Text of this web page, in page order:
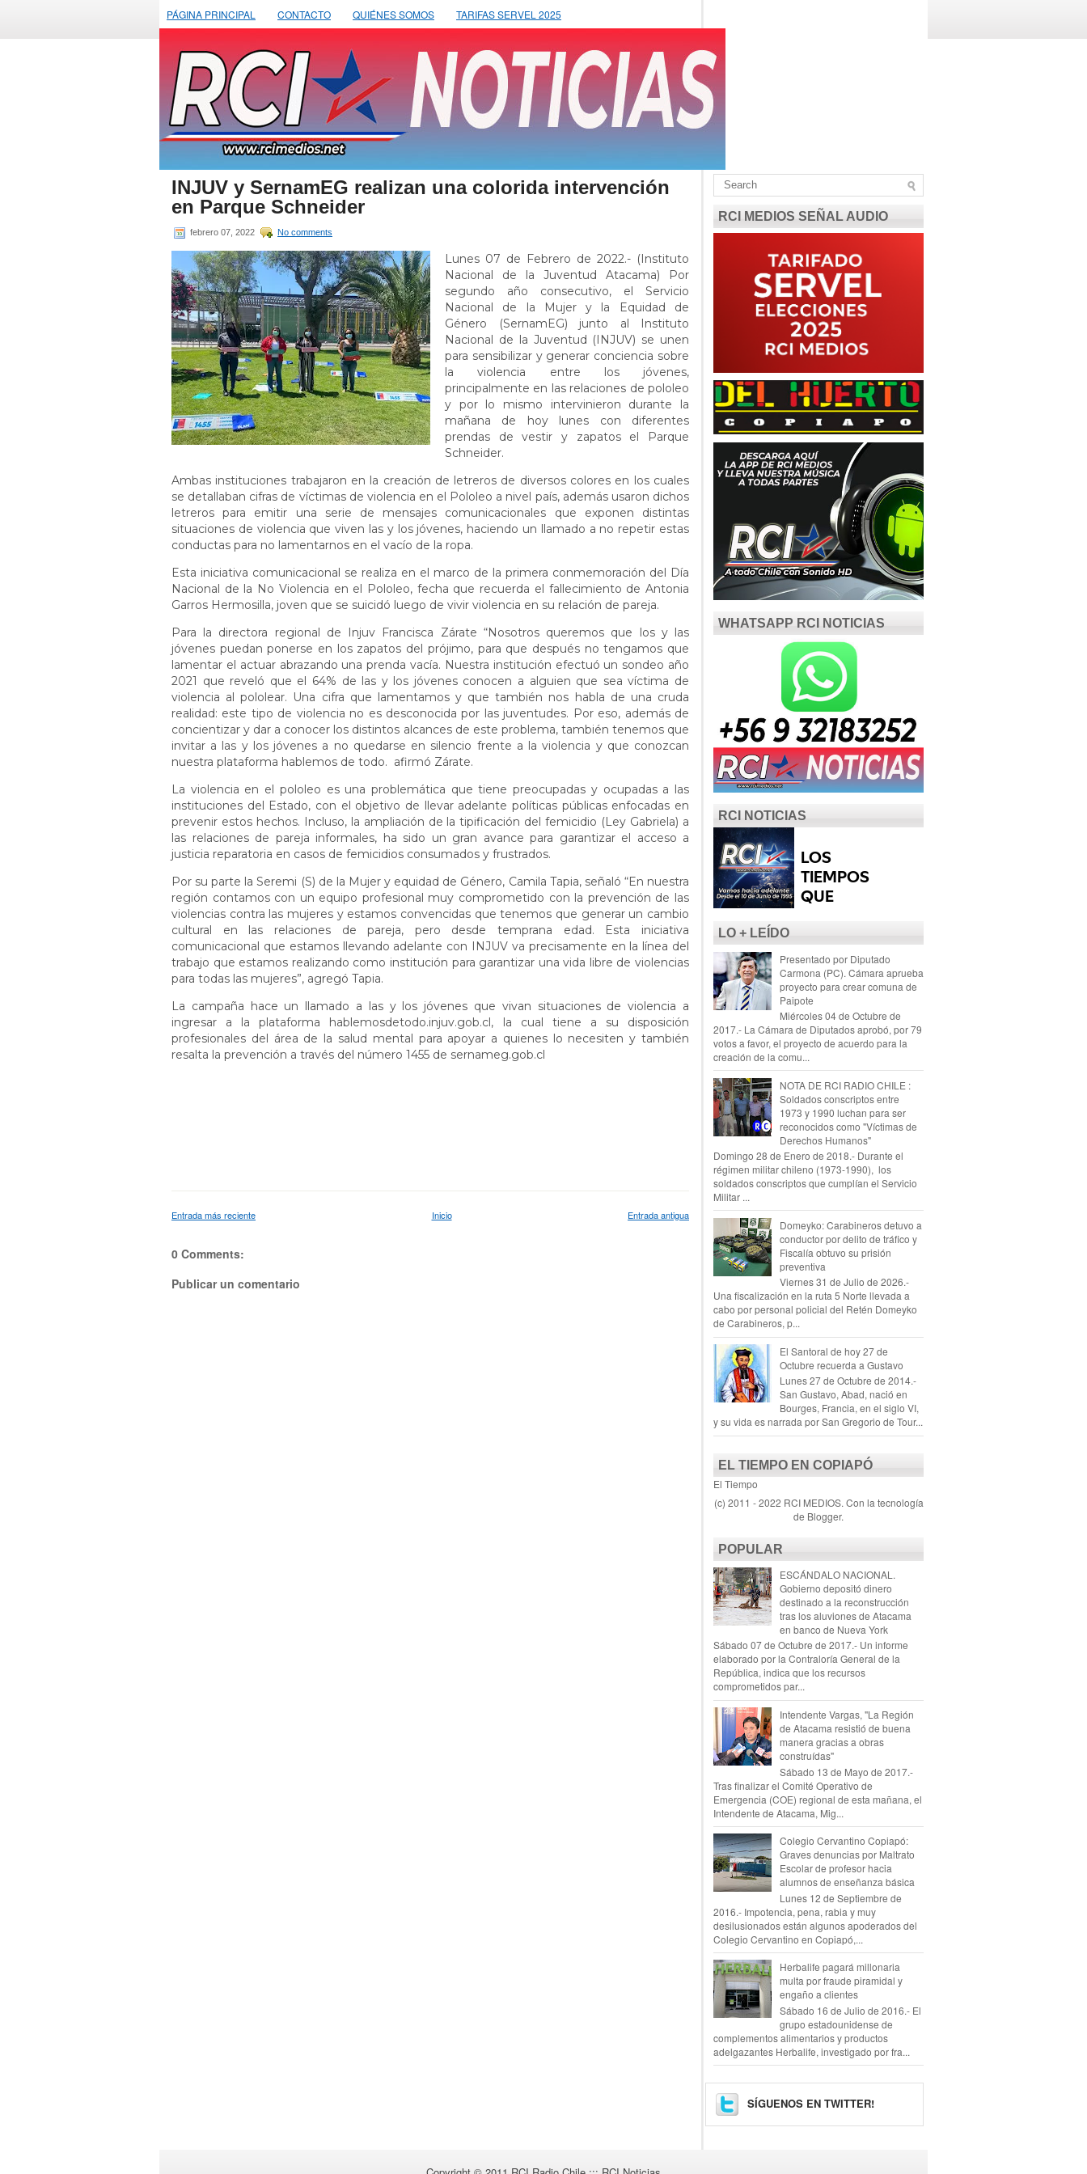
PÁGINA PRINCIPAL CONTACTO QUIÉNES SOMOS TARIFAS SERVEL 2025
INJUV y SernamEG realizan una colorida intervención
en Parque Schneider
febrero 07, 2022 No comments
Lunes 07 de Febrero de 2022.- (Instituto
Nacional de la Juventud Atacama) Por
segundo año consecutivo, el Servicio
Nacional de la Mujer y la Equidad de
Género (SernamEG) junto al Instituto
Nacional de la Juventud (INJUV) se unen
para sensibilizar y generar conciencia sobre
la violencia entre los jóvenes,
principalmente en las relaciones de pololeo
y por lo mismo intervinieron durante la
mañana de hoy lunes con diferentes
prendas de vestir y zapatos el Parque
Schneider.
Ambas instituciones trabajaron en la creación de letreros de diversos colores en los cuales
se detallaban cifras de víctimas de violencia en el Pololeo a nivel país, además usaron dichos
letreros para emitir una serie de mensajes comunicacionales que exponen distintas
situaciones de violencia que viven las y los jóvenes, haciendo un llamado a no repetir estas
conductas para no lamentarnos en el vacío de la ropa.
Esta iniciativa comunicacional se realiza en el marco de la primera conmemoración del Día
Nacional de la No Violencia en el Pololeo, fecha que recuerda el fallecimiento de Antonia
Garros Hermosilla, joven que se suicidó luego de vivir violencia en su relación de pareja.
Para la directora regional de Injuv Francisca Zárate “Nosotros queremos que los y las
jóvenes puedan ponerse en los zapatos del prójimo, para que después no tengamos que
lamentar el actuar abrazando una prenda vacía. Nuestra institución efectuó un sondeo año
2021 que reveló que el 64% de las y los jóvenes conocen a alguien que sea víctima de
violencia al pololear. Una cifra que lamentamos y que también nos habla de una cruda
realidad: este tipo de violencia no es desconocida por las juventudes. Por eso, además de
concientizar y dar a conocer los distintos alcances de este problema, también tenemos que
invitar a las y los jóvenes a no quedarse en silencio frente a la violencia y que conozcan
nuestra plataforma hablemos de todo. afirmó Zárate.
La violencia en el pololeo es una problemática que tiene preocupadas y ocupadas a las
instituciones del Estado, con el objetivo de llevar adelante políticas públicas enfocadas en
prevenir estos hechos. Incluso, la ampliación de la tipificación del femicidio (Ley Gabriela) a
las relaciones de pareja informales, ha sido un gran avance para garantizar el acceso a
justicia reparatoria en casos de femicidios consumados y frustrados.
Por su parte la Seremi (S) de la Mujer y equidad de Género, Camila Tapia, señaló “En nuestra
región contamos con un equipo profesional muy comprometido con la prevención de las
violencias contra las mujeres y estamos convencidas que tenemos que generar un cambio
cultural en las relaciones de pareja, pero desde temprana edad. Esta iniciativa
comunicacional que estamos llevando adelante con INJUV va precisamente en la línea del
trabajo que estamos realizando como institución para garantizar una vida libre de violencias
para todas las mujeres”, agregó Tapia.
La campaña hace un llamado a las y los jóvenes que vivan situaciones de violencia a
ingresar a la plataforma hablemosdetodo.injuv.gob.cl, la cual tiene a su disposición
profesionales del área de la salud mental para apoyar a quienes lo necesiten y también
resalta la prevención a través del número 1455 de sernameg.gob.cl
Entrada más reciente Entrada antigua
Inicio
0 Comments:
Publicar un comentario
RCI MEDIOS SEÑAL AUDIO
WHATSAPP RCI NOTICIAS
RCI NOTICIAS
LO + LEÍDO
Presentado por Diputado
Carmona (PC). Cámara aprueba
proyecto para crear comuna de
Paipote
Miércoles 04 de Octubre de
2017.- La Cámara de Diputados aprobó, por 79
votos a favor, el proyecto de acuerdo para la
creación de la comu...
NOTA DE RCI RADIO CHILE :
Soldados conscriptos entre
1973 y 1990 luchan para ser
reconocidos como "Víctimas de
Derechos Humanos"
Domingo 28 de Enero de 2018.- Durante el
régimen militar chileno (1973-1990), los
soldados conscriptos que cumplían el Servicio
Militar ...
Domeyko: Carabineros detuvo a
conductor por delito de tráfico y
Fiscalía obtuvo su prisión
preventiva
Viernes 31 de Julio de 2026.-
Una fiscalización en la ruta 5 Norte llevada a
cabo por personal policial del Retén Domeyko
de Carabineros, p...
El Santoral de hoy 27 de
Octubre recuerda a Gustavo
Lunes 27 de Octubre de 2014.-
San Gustavo, Abad, nació en
Bourges, Francia, en el siglo VI,
y su vida es narrada por San Gregorio de Tour...
EL TIEMPO EN COPIAPÓ
El Tiempo
(c) 2011 - 2022 RCI MEDIOS. Con la tecnología
de Blogger.
POPULAR
ESCÁNDALO NACIONAL.
Gobierno depositó dinero
destinado a la reconstrucción
tras los aluviones de Atacama
en banco de Nueva York
Sábado 07 de Octubre de 2017.- Un informe
elaborado por la Contraloría General de la
República, indica que los recursos
comprometidos par...
Intendente Vargas, "La Región
de Atacama resistió de buena
manera gracias a obras
construídas"
Sábado 13 de Mayo de 2017.-
Tras finalizar el Comité Operativo de
Emergencia (COE) regional de esta mañana, el
Intendente de Atacama, Mig...
Colegio Cervantino Copiapó:
Graves denuncias por Maltrato
Escolar de profesor hacia
alumnos de enseñanza básica
Lunes 12 de Septiembre de
2016.- Impotencia, pena, rabia y muy
desilusionados están algunos apoderados del
Colegio Cervantino en Copiapó,...
Herbalife pagará millonaria
multa por fraude piramidal y
engaño a clientes
Sábado 16 de Julio de 2016.- El
grupo estadounidense de
complementos alimentarios y productos
adelgazantes Herbalife, investigado por fra...
SÍGUENOS EN TWITTER!